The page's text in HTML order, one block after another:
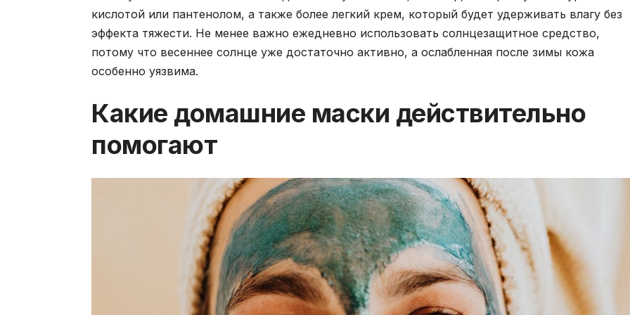
кислотой или пантенолом, а также более легкий крем, который будет удерживать влагу без
эффекта тяжести. Не менее важно ежедневно использовать солнцезащитное средство,
потому что весеннее солнце уже достаточно активно, а ослабленная после зимы кожа
особенно уязвима.
Какие домашние маски действительно
помогают